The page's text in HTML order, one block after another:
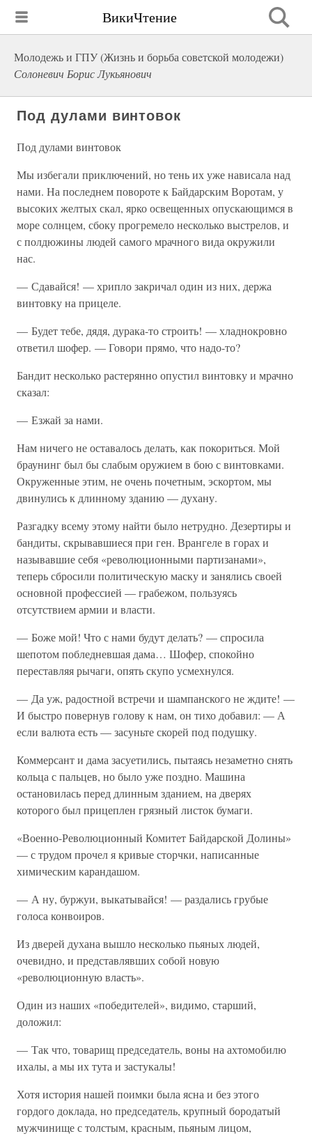
ВикиЧтение
Молодежь и ГПУ (Жизнь и борьба совeтской молодежи)
Солоневич Борис Лукьянович
Под дулами винтовок
Под дулами винтовок
Мы избегали приключений, но тень их уже нависала над
нами. На последнем повороте к Байдарским Воротам, у
высоких желтых скал, ярко освещенных опускающимся в
море солнцем, сбоку прогремело несколько выстрелов, и
с полдюжины людей самого мрачного вида окружили
нас.
— Сдавайся! — хрипло закричал один из них, держа
винтовку на прицеле.
— Будет тебе, дядя, дурака-то строить! — хладнокровно
ответил шофер. — Говори прямо, что надо-то?
Бандит несколько растерянно опустил винтовку и мрачно
сказал:
— Езжай за нами.
Нам ничего не оставалось делать, как покориться. Мой
браунинг был бы слабым оружием в бою с винтовками.
Окруженные этим, не очень почетным, эскортом, мы
двинулись к длинному зданию — духану.
Разгадку всему этому найти было нетрудно. Дезертиры и
бандиты, скрывавшиеся при ген. Врангеле в горах и
называвшие себя «революционными партизанами»,
теперь сбросили политическую маску и занялись своей
основной профессией — грабежом, пользуясь
отсутствием армии и власти.
— Боже мой! Что с нами будут делать? — спросила
шепотом побледневшая дама… Шофер, спокойно
переставляя рычаги, опять скупо усмехнулся.
— Да уж, радостной встречи и шампанского не ждите! —
И быстро повернув голову к нам, он тихо добавил: — А
если валюта есть — засуньте скорей под подушку.
Коммерсант и дама засуетились, пытаясь незаметно снять
кольца с пальцев, но было уже поздно. Машина
остановилась перед длинным зданием, на дверях
которого был прицеплен грязный листок бумаги.
«Военно-Революционный Комитет Байдарской Долины»
— с трудом прочел я кривые сторчки, написанные
химическим карандашом.
— А ну, буржуи, выкатывайся! — раздались грубые
голоса конвоиров.
Из дверей духана вышло несколько пьяных людей,
очевидно, и представлявших собой новую
«революционную власть».
Один из наших «победителей», видимо, старший,
доложил:
— Так что, товарищ председатель, воны на ахтомобилю
ихалы, а мы их тута и застукалы!
Хотя история нашей поимки была ясна и без этого
гордого доклада, но председатель, крупный бородатый
мужчинище с толстым, красным, пьяным лицом,